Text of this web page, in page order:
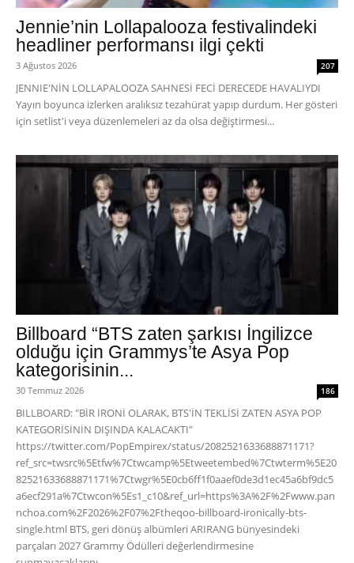
Jennie’nin Lollapalooza festivalindeki
headliner performansı ilgi çekti
3 Ağustos 2026 207
JENNIE'NİN LOLLAPALOOZA SAHNESİ FECİ DERECEDE HAVALIYDI
Yayın boyunca izlerken aralıksız tezahürat yapıp durdum. Her gösteri
için setlist'i veya düzenlemeleri az da olsa değiştirmesi...
Billboard “BTS zaten şarkısı İngilizce
olduğu için Grammys’te Asya Pop
kategorisinin...
30 Temmuz 2026 186
BILLBOARD: "BİR İRONİ OLARAK, BTS'İN TEKLİSİ ZATEN ASYA POP
KATEGORİSİNİN DIŞINDA KALACAKTI"
https://twitter.com/PopEmpirex/status/2082521633688871171?
ref_src=twsrc%5Etfw%7Ctwcamp%5Etweetembed%7Ctwterm%5E20
82521633688871171%7Ctwgr%5E0cb6ff1f0aaef0de3d1ec45a6bf9dc5
a6ecf291a%7Ctwcon%5Es1_c10&ref_url=https%3A%2F%2Fwww.pan
nchoa.com%2F2026%2F07%2Ftheqoo-billboard-ironically-bts-
single.html BTS, geri dönüş albümleri ARIRANG bünyesindeki
parçaları 2027 Grammy Ödülleri değerlendirmesine